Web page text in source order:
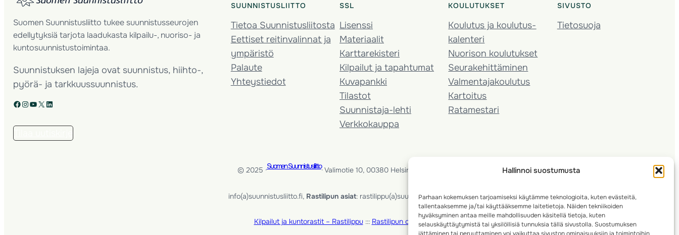
Hallinnoi suostumusta
Parhaan kokemuksen tarjoamiseksi käytämme teknologioita, kuten evästeitä,
tallentaaksemme ja/tai käyttääksemme laitetietoja. Näiden tekniikoiden
hyväksyminen antaa meille mahdollisuuden käsitellä tietoja, kuten
selauskäyttäytymistä tai yksilöllisiä tunnuksia tällä sivustolla. Suostumuksen
Suomen Suunnistusliitto tukee suunnistusseurojen
edellytyksiä tarjota laadukasta kilpailu-, nuoriso- ja
kuntosuunnistustoimintaa.
Suunnistuksen lajeja ovat suunnistus, hiihto-,
pyörä- ja tarkkuussuunnistus.
Facebook Instagram YouTube X LinkedIn
SUUNNISTUSLIITTO
Tietoa Suunnistusliitosta
Eettiset reitinvalinnat ja
ympäristö
Palaute
Yhteystiedot
SSL
Lisenssi
Materiaalit
Karttarekisteri
Kilpailut ja tapahtumat
Kuvapankki
Tilastot
Suunnistaja-lehti
Verkkokauppa
KOULUTUKSET
Koulutus ja koulutus­
kalenteri
Nuorison koulutukset
Seura­kehittäminen
Valmentaja­koulutus
Kartoitus
Ratamestari
SIVUSTO
Tietosuoja
© 2025 ·Suomen Suunnistusliitto· Valimotie 10, 00380 Helsinki, Finland
info(a)suunnistusliitto.fi, Rastilipun asiat: rastilippu(a)suunnistusliitto.fi
Kilpailut ja kuntorastit – Rastilippu::: Rastilipun ohjeet